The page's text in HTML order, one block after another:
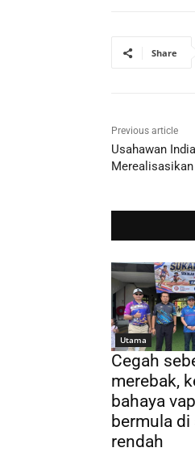
Share
Previous article
Usahawan
Utama
Cegah
merebak,
bahaya
bermula
rendah